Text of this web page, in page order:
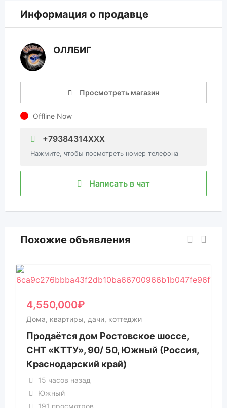
Информация о продавце
ОЛЛБИГ
Просмотреть магазин
Offline Now
+79384314XXX
Нажмите, чтобы посмотреть номер телефона
Написать в чат
Похожие объявления
4,550,000₽
Дома, квартиры, дачи, коттеджи
Продаётся дом Ростовское шоссе,
СНТ «КТТУ», 90/ 50, Южный (Россия,
Краснодарский край)
15 часов назад
Южный
191 просмотров